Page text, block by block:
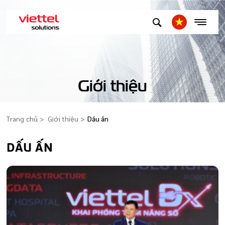
Giới thiệu
Trang chủ Giới thiệu Dấu ấn
DẤU ẤN